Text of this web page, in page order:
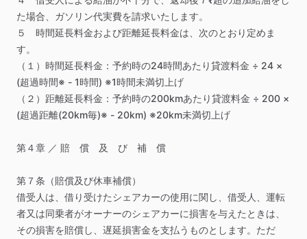
た場合、ガソリン代実費を請求いたします。
５
時間延長料金および距離延長料金は、次のとおり定めま
す。
（１）時間延長料金：予約時の24時間あたり貸渡料金 ÷ 24 ×
(超過時間※ - 1時間) ※1時間未満切上げ
（２）距離延長料金：予約時の200kmあたり貸渡料金 ÷ 200 ×
(超過距離(20km毎)※ - 20km) ※20km未満切上げ
第４章 ／ 賠 償 及 び 補 償
第７条（賠償及び休車補償）
借受人は、借り受けたシェアカーの使用に関し、借受人、運転
者又は同乗者がオーナーのシェアカーに損害を与えたときは、
その損害を賠償し、遅延損害金を支払うものとします。ただ